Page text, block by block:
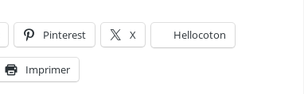
Pinterest X Hellocoton
Imprimer